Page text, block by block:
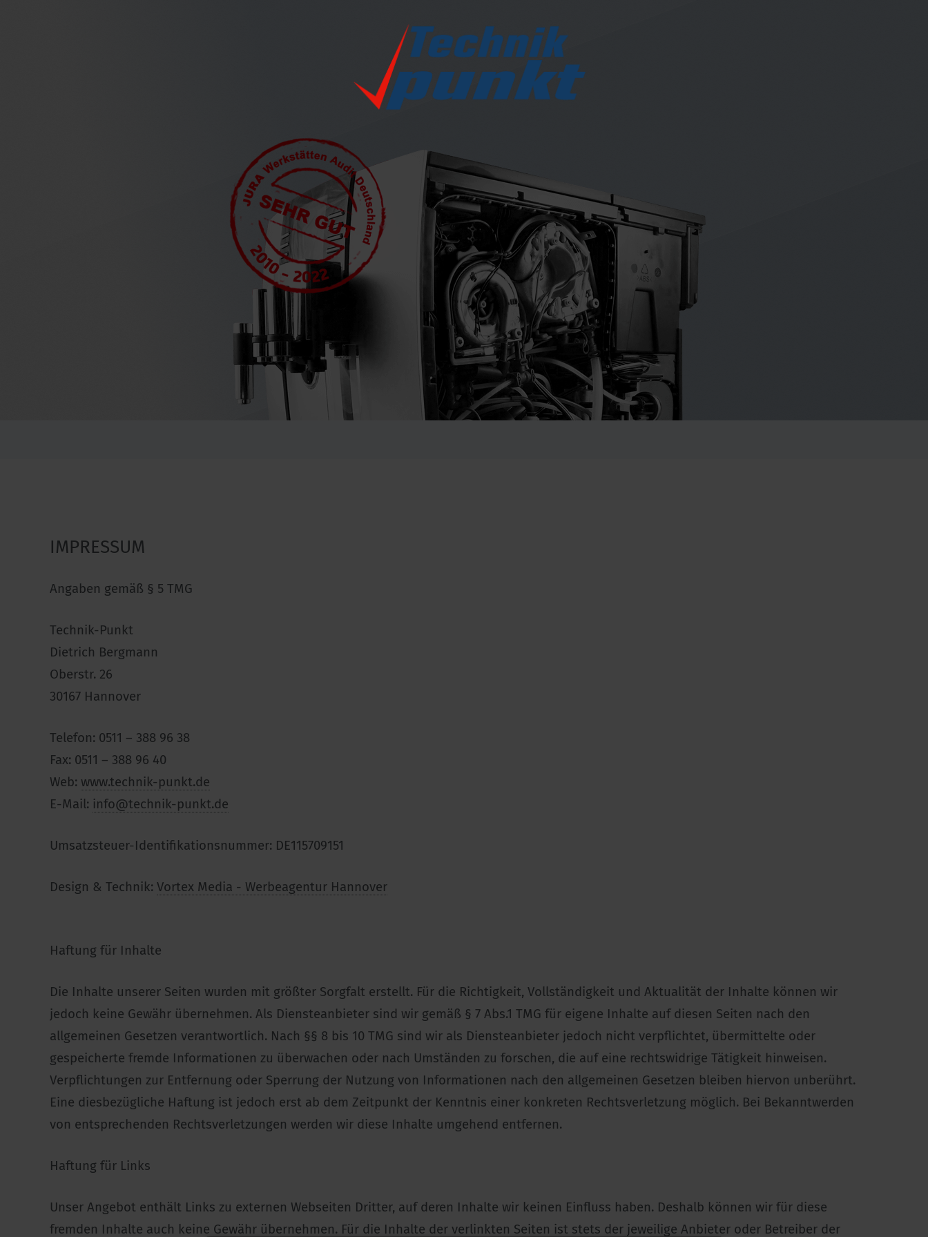
IMPRESSUM
Angaben gemäß § 5 TMG
Technik-Punkt
Dietrich Bergmann
Oberstr. 26
30167 Hannover
Telefon: 0511 – 388 96 38
Fax: 0511 – 388 96 40
Web: www.technik-punkt.de
E-Mail: info@technik-punkt.de
Umsatzsteuer-Identifikationsnummer: DE115709151
Design & Technik: Vortex Media - Werbeagentur Hannover
Haftung für Inhalte
Die Inhalte unserer Seiten wurden mit größter Sorgfalt erstellt. Für die Richtigkeit, Vollständigkeit und Aktualität der Inhalte können wir
jedoch keine Gewähr übernehmen. Als Diensteanbieter sind wir gemäß § 7 Abs.1 TMG für eigene Inhalte auf diesen Seiten nach den
allgemeinen Gesetzen verantwortlich. Nach §§ 8 bis 10 TMG sind wir als Diensteanbieter jedoch nicht verpflichtet, übermittelte oder
gespeicherte fremde Informationen zu überwachen oder nach Umständen zu forschen, die auf eine rechtswidrige Tätigkeit hinweisen.
Verpflichtungen zur Entfernung oder Sperrung der Nutzung von Informationen nach den allgemeinen Gesetzen bleiben hiervon unberührt.
Eine diesbezügliche Haftung ist jedoch erst ab dem Zeitpunkt der Kenntnis einer konkreten Rechtsverletzung möglich. Bei Bekanntwerden
von entsprechenden Rechtsverletzungen werden wir diese Inhalte umgehend entfernen.
Haftung für Links
Unser Angebot enthält Links zu externen Webseiten Dritter, auf deren Inhalte wir keinen Einfluss haben. Deshalb können wir für diese
fremden Inhalte auch keine Gewähr übernehmen. Für die Inhalte der verlinkten Seiten ist stets der jeweilige Anbieter oder Betreiber der